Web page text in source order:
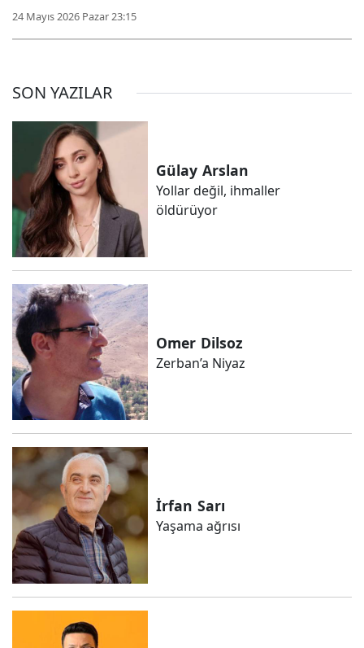
24 Mayıs 2026 Pazar 23:15
SON YAZILAR
Gülay Arslan
Yollar değil, ihmaller
öldürüyor
Omer Dilsoz
Zerban’a Niyaz
İrfan Sarı
Yaşama ağrısı